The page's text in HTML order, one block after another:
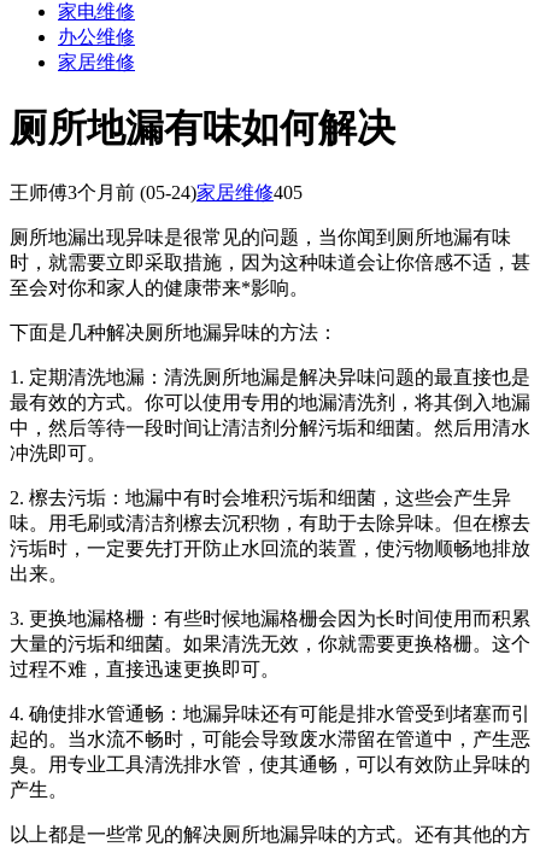
家电维修
办公维修
家居维修
厕所地漏有味如何解决
王师傅3个月前 (05-24)家居维修405
厕所地漏出现异味是很常见的问题，当你闻到厕所地漏有味
时，就需要立即采取措施，因为这种味道会让你倍感不适，甚
至会对你和家人的健康带来*影响。
下面是几种解决厕所地漏异味的方法：
1. 定期清洗地漏：清洗厕所地漏是解决异味问题的最直接也是
最有效的方式。你可以使用专用的地漏清洗剂，将其倒入地漏
中，然后等待一段时间让清洁剂分解污垢和细菌。然后用清水
冲洗即可。
2. 檫去污垢：地漏中有时会堆积污垢和细菌，这些会产生异
味。用毛刷或清洁剂檫去沉积物，有助于去除异味。但在檫去
污垢时，一定要先打开防止水回流的装置，使污物顺畅地排放
出来。
3. 更换地漏格栅：有些时候地漏格栅会因为长时间使用而积累
大量的污垢和细菌。如果清洗无效，你就需要更换格栅。这个
过程不难，直接迅速更换即可。
4. 确使排水管通畅：地漏异味还有可能是排水管受到堵塞而引
起的。当水流不畅时，可能会导致废水滞留在管道中，产生恶
臭。用专业工具清洗排水管，使其通畅，可以有效防止异味的
产生。
以上都是一些常见的解决厕所地漏异味的方式。还有其他的方